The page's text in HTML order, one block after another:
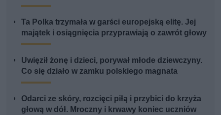
Ta Polka trzymała w garści europejską elitę. Jej
majątek i osiągnięcia przyprawiają o zawrót głowy
Uwięził żonę i dzieci, porywał młode dziewczyny.
Co się działo w zamku polskiego magnata
Odarci ze skóry, rozcięci piłą i przybici do krzyża
głową w dół. Mroczny i krwawy koniec uczniów